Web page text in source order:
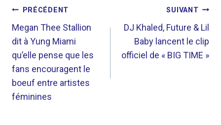
NAVIGATION
DE
L’ARTICLE
PRÉCÉDENT
Megan Thee Stallion
dit à Yung Miami
qu’elle pense que les
fans encouragent le
boeuf entre artistes
féminines
SUIVANT
DJ Khaled, Future & Lil
Baby lancent le clip
officiel de « BIG TIME »